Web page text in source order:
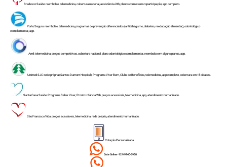
Bradesco Saúde: reembolso, telemedicina, cobertura nacional, assistência 24h, planos com e sem coparticipação, app completo.
Porto Seguro: reembolso, telemedicina, programas de prevenção diferenciados (antitabagismo, diabetes, reeducação alimentar), odontológico
complementar, app.
Amil: telemedicina, preços competitivos, cobertura nacional, plano odontológico complementar, reembolso em alguns planos, app.
Unimed SJC: rede própria (Santos Dumont Hospital), Programa Viver Bem, Clube de Benefícios, telemedicina, app completo, cobertura em 15 cidades.
Santa Casa Saúde: Programa Saber Viver, Pronto Infância 24h, preços acessíveis, telemedicina, app, atendimento humanizado.
São Francisco Vida: preços acessíveis, telemedicina, rede própria, atendimento humanizado.
Cotação Personalizada
Cote Online - 12 9.9740-6958